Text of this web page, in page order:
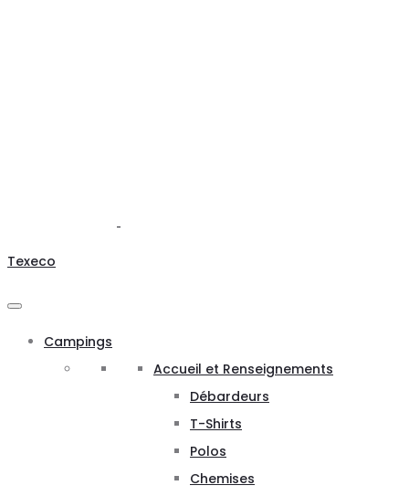
Texeco
Campings
Accueil et Renseignements
Débardeurs
T-Shirts
Polos
Chemises